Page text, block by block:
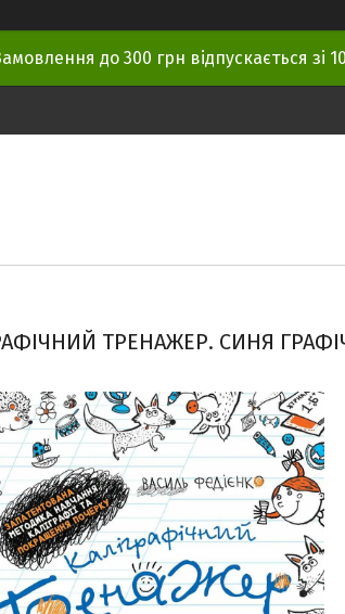
до 300 грн відпускається зі
ТРЕНАЖЕР. СИНЯ